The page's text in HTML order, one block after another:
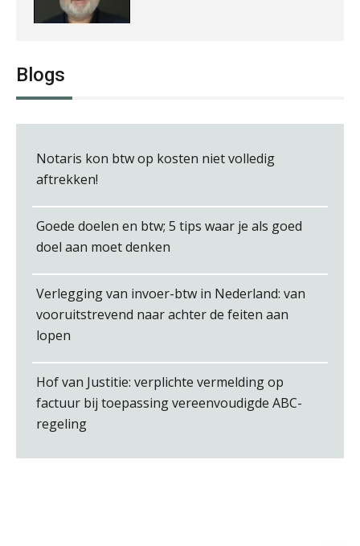
Joost Diks
Heleen Elbert
Blogs
Notaris kon btw op kosten niet volledig
aftrekken!
Goede doelen en btw; 5 tips waar je als goed
doel aan moet denken
Verlegging van invoer-btw in Nederland: van
vooruitstrevend naar achter de feiten aan
lopen
Hof van Justitie: verplichte vermelding op
factuur bij toepassing vereenvoudigde ABC-
regeling